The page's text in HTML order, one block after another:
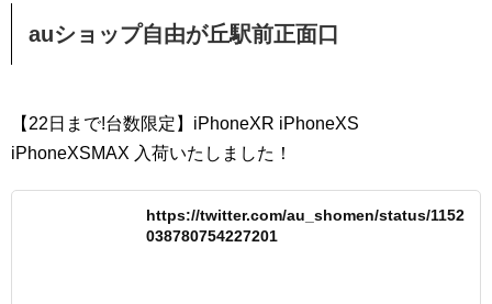
auショップ自由が丘駅前正面口
【22日まで!台数限定】iPhoneXR iPhoneXS
iPhoneXSMAX 入荷いたしました！
https://twitter.com/au_shomen/status/1152
038780754227201